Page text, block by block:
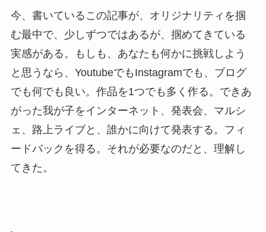
今、書いているこの記事が、オリジナリティを掴
む最中で、少しずつではあるが、掴めてきている
実感がある。もしも、あなたも何かに挑戦しよう
と思うなら、YoutubeでもInstagramでも、ブログ
でも何でも良い。作品を1つでも多く作る。できあ
がった我が子をインターネット、発表会、マルシ
ェ、路上ライブと、誰かに向けて発表する。フィ
ードバックを得る。それが必要なのだと、理解し
てきた。